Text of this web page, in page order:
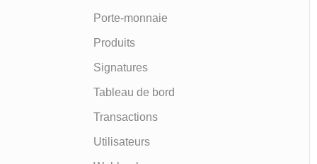
Porte-monnaie
Produits
Signatures
Tableau de bord
Transactions
Utilisateurs